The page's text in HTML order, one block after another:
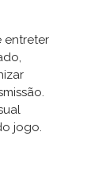
entreter
jogo.